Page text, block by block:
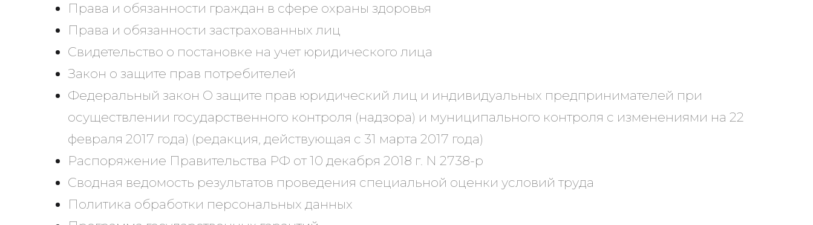
Права и обязанности граждан в сфере охраны здоровья
Права и обязанности застрахованных лиц
Свидетельство о постановке на учет юридического лица
Закон о защите прав потребителей
Федеральный закон О защите прав юридический лиц и индивидуальных предпринимателей при
осуществлении государственного контроля (надзора) и муниципального контроля с изменениями на 22
февраля 2017 года) (редакция, действующая с 31 марта 2017 года)
Распоряжение Правительства РФ от 10 декабря 2018 г. N 2738-р
Сводная ведомость результатов проведения специальной оценки условий труда
Политика обработки персональных данных